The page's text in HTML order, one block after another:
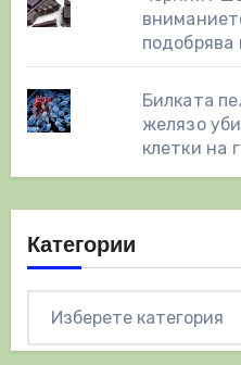
Билката
желязо
клетки на
Категории